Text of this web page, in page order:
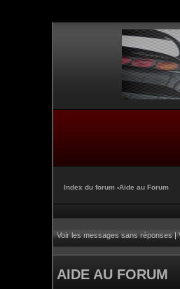
Index du forum ‹Aide au Forum
Voir les messages sans réponses|
AIDE AU FORUM